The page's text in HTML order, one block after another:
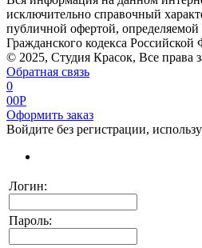
исключительно справочный
публичной офертой,
Гражданского кодекса Российской
© 2025, Студия Красок, Все права
Обратная связь
0
00P
Оформить заказ
Войдите без регистрации,
Логин:
Пароль: